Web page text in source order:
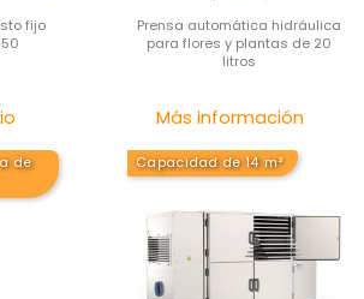
fijo
Prensa automática hidráulica
para flores y plantas de 20
litros
Más información
de
Capacidad de 14 m²